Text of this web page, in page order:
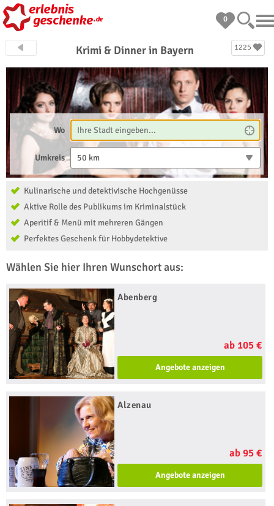
0
1225
Krimi & Dinner in Bayern
Wo
Umkreis 50 km
Kulinarische und detektivische Hochgenüsse
Aktive Rolle des Publikums im Kriminalstück
Aperitif & Menü mit mehreren Gängen
Perfektes Geschenk für Hobbydetektive
Wählen Sie hier Ihren Wunschort aus:
Abenberg
ab 105 €
Angebote anzeigen
Alzenau
ab 95 €
Angebote anzeigen